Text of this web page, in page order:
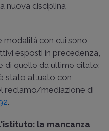
nuova disciplina
modalità con cui sono
esposti in precedenza,
di quello da ultimo citato;
stato attuato con
reclamo/mediazione di
.
la mancanza